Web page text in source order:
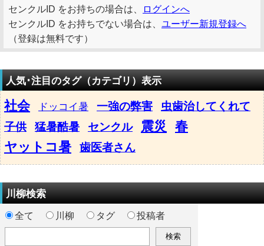
センクルID をお持ちの場合は、
ログインへ
センクルID をお持ちでない場合は、 ユーザー新規登録へ
（登録は無料です）
人気･注目のタグ（カテゴリ）表示
社会 ドッコイ暑 一強の弊害
虫歯治してくれて
子供
猛暑酷暑 センクル 震災
春
ヤットコ暑
歯医者さん
川柳検索
全て 川柳 タグ 投稿者